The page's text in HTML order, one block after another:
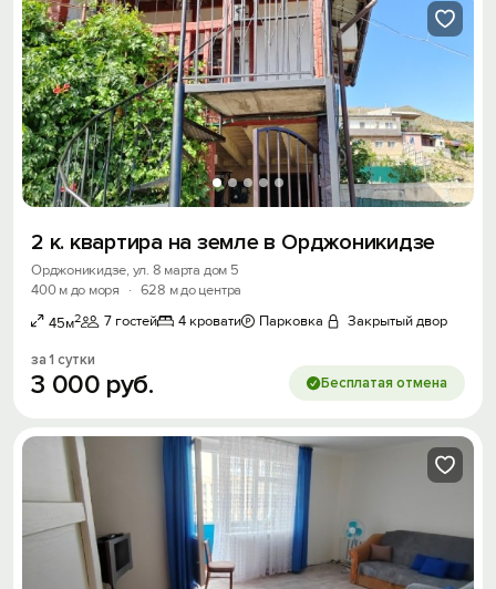
2 к. квартира на земле в Орджоникидзе
Орджоникидзе, ул. 8 марта дом 5
400 м до моря
· 628 м до центра
45м2 7 гостей 4 кровати Парковка Закрытый двор
за 1 сутки
3 000 руб. Бесплатая отмена